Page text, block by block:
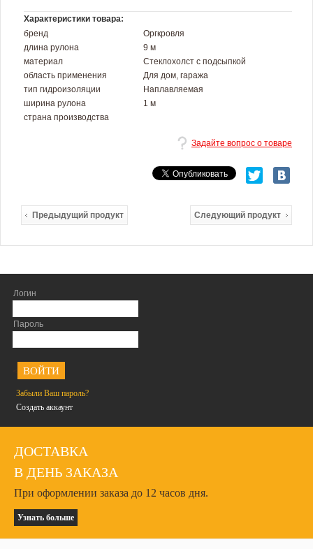
Логин
Пароль
Забыли Ваш пароль?
Создать аккаунт
ДОСТАВКА
В ДЕНЬ ЗАКАЗА
При оформлении заказа до 12 часов дня.
Узнать больше
Характеристики товара:
бренд
Оргкровля
длина рулона
9 м
материал
Стеклохолст с подсыпкой
область применения
Для дом, гаража
тип гидроизоляции
Наплавляемая
ширина рулона
1 м
страна производства
Задайте вопрос о товаре
Предыдущий продукт Следующий продукт